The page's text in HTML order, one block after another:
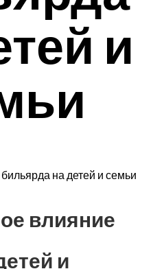
и
влияние
и